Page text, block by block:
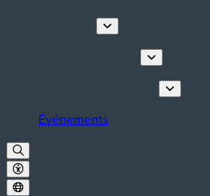
Événements